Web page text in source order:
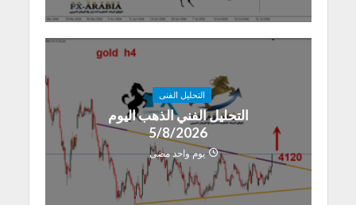
التحليل الفنى
التحليل الفني الذهب اليوم
5/8/2026
يوم واحد مضى